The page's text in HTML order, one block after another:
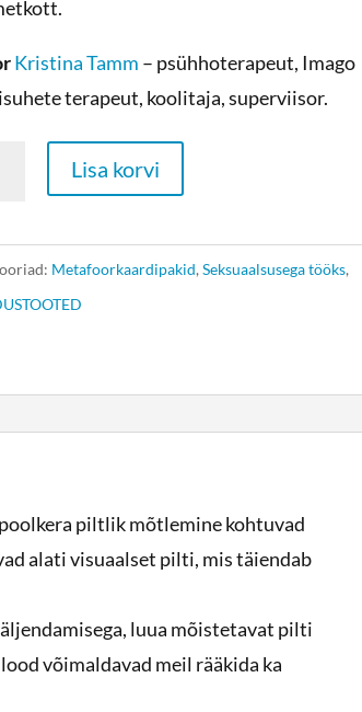
Kristina Tamm – psühhoterapeut, Imago
terapeut, koolitaja, superviisor.
Lisa korvi
Metafoorkaardipakid,Seksuaalsusega tööks,
piltlik mõtlemine kohtuvad
alati visuaalset pilti, mis täiendab
luua mõistetavat pilti
võimaldavad meil rääkida ka